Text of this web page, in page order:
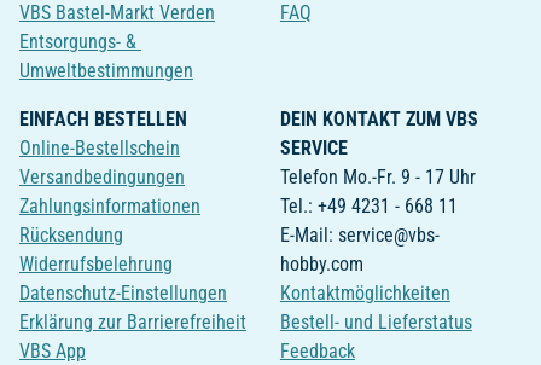
VBS Bastel-Markt Verden
Entsorgungs- &
Umweltbestimmungen
FAQ
EINFACH BESTELLEN
Online-Bestellschein
Versandbedingungen
Zahlungsinformationen
Rücksendung
Widerrufsbelehrung
Datenschutz-Einstellungen
Erklärung zur Barrierefreiheit
VBS App
DEIN KONTAKT ZUM VBS
SERVICE
Telefon Mo.-Fr. 9 - 17 Uhr
Tel.: +49 4231 - 668 11
E-Mail: service@vbs-
hobby.com
Kontaktmöglichkeiten
Bestell- und Lieferstatus
Feedback